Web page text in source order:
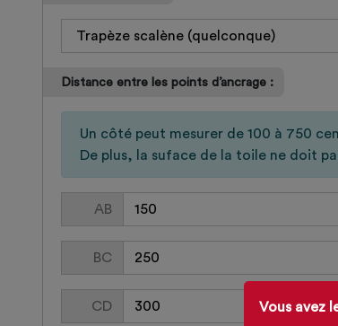
Vous avez
Distance entre les points d’ancrage :
Un côté peut mesurer de 100 à 750
De plus, la suface de la toile ne doit
AB
BC
CD